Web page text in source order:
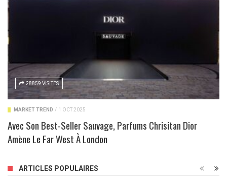
28859 VISITES
MARKET TREND / 1 OCT 2025
Avec Son Best-Seller Sauvage, Parfums Chrisitan Dior
Amène Le Far West À London
ARTICLES POPULAIRES